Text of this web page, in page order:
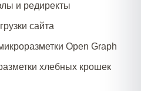
и редиректы
сайта
Open Graph
хлебных крошек